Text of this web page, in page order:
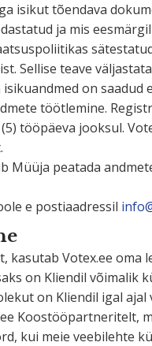
isikut tõendava
ja mis
Sellise teave
on
töötlemine.
tööpäeva jooksul.
Müüja peatada
e postiaad­ressil
kasutab Votex.ee
on Kliendil
on Kliendil igal
Koostöö­part­ne­ritelt,
kui meie veebi­lehte